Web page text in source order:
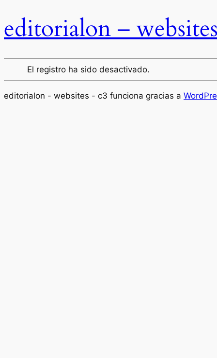
editorialon –
El registro ha sido desactivado.
editorialon - websites - c3 funciona gracias a